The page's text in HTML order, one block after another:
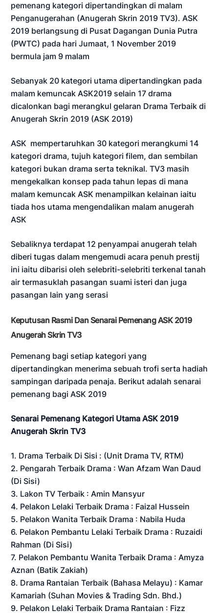
pemenang kategori dipertandingkan di malam
Penganugerahan (Anugerah Skrin 2019 TV3). ASK
2019 berlangsung di Pusat Dagangan Dunia Putra
(PWTC) pada hari Jumaat, 1 November 2019
bermula jam 9 malam
Sebanyak 20 kategori utama dipertandingkan pada
malam kemuncak ASK2019 selain 17 drama
dicalonkan bagi merangkul gelaran Drama Terbaik di
Anugerah Skrin 2019 (ASK 2019)
ASK mempertaruhkan 30 kategori merangkumi 14
kategori drama, tujuh kategori filem, dan sembilan
kategori bukan drama serta teknikal. TV3 masih
mengekalkan konsep pada tahun lepas di mana
malam kemuncak ASK menampilkan kelainan iaitu
tiada hos utama mengendalikan malam anugerah
ASK
Sebaliknya terdapat 12 penyampai anugerah telah
diberi tugas dalam mengemudi acara penuh prestij
ini iaitu dibarisi oleh selebriti-selebriti terkenal tanah
air termasuklah pasangan suami isteri dan juga
pasangan lain yang serasi
Keputusan Rasmi Dan Senarai Pemenang ASK 2019
Anugerah Skrin TV3
Pemenang bagi setiap kategori yang
dipertandingkan menerima sebuah trofi serta hadiah
sampingan daripada penaja. Berikut adalah senarai
pemenang bagi ASK 2019
Senarai Pemenang Kategori Utama ASK 2019
Anugerah Skrin TV3
1. Drama Terbaik Di Sisi : (Unit Drama TV, RTM)
2. Pengarah Terbaik Drama : Wan Afzam Wan Daud
(Di Sisi)
3. Lakon TV Terbaik : Amin Mansyur
4. Pelakon Lelaki Terbaik Drama : Faizal Hussein
5. Pelakon Wanita Terbaik Drama : Nabila Huda
6. Pelakon Pembantu Lelaki Terbaik Drama : Ruzaidi
Rahman (Di Sisi)
7. Pelakon Pembantu Wanita Terbaik Drama : Amyza
Aznan (Batik Zakiah)
8. Drama Rantaian Terbaik (Bahasa Melayu) : Kamar
Kamariah (Suhan Movies & Trading Sdn. Bhd.)
9. Pelakon Lelaki Terbaik Drama Rantaian : Fizz